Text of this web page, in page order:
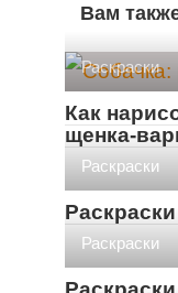
Вам
Раскраски
Как
щенка-
Раскраски
Раскраски